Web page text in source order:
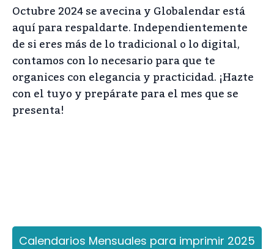
Octubre 2024 se avecina y Globalendar está
aquí para respaldarte. Independientemente
de si eres más de lo tradicional o lo digital,
contamos con lo necesario para que te
organices con elegancia y practicidad. ¡Hazte
con el tuyo y prepárate para el mes que se
presenta!
Calendarios Mensuales para imprimir 2025